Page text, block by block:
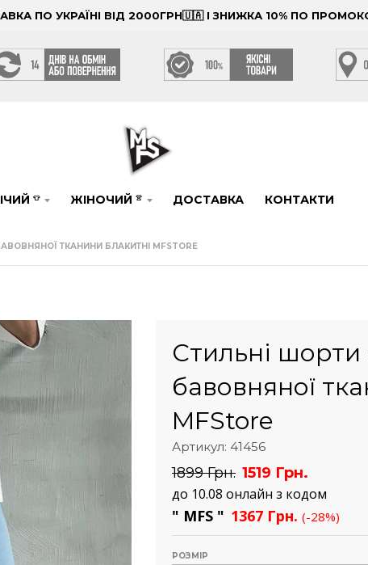
ПО УКРАЇНІ ВІД 2000ГРН🇺🇦 І ЗНИЖКА 10% ПО
👕 ЖІНОЧИЙ 👚 ДОСТАВКА КОНТАКТИ
ТКАНИНИ БЛАКИТНІ MFSTORE
Стильні шорти
бавовняної
MFStore
Артикул: 41456
1899 Грн. 1519 Грн.
до 10.08 онлайн з кодом
" MFS " 1367 Грн. (-28%)
РОЗМІР